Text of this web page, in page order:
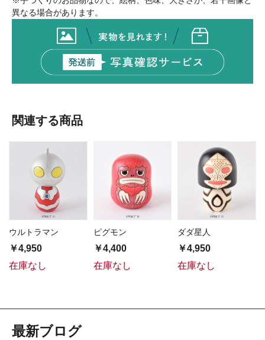
異なる場合があります。
関連する商品
ウルトラマン
￥4,950
在庫なし
ピグモン
￥4,400
在庫なし
ダダ星人
￥4,950
在庫なし
最新ブログ